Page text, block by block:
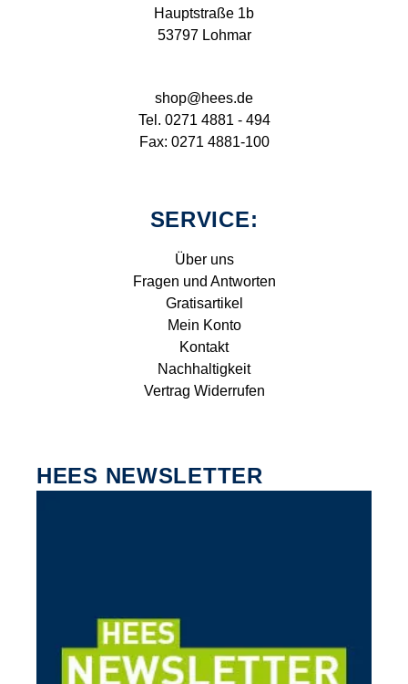
Hauptstraße 1b
53797 Lohmar
shop@hees.de
Tel. 0271 4881 - 494
Fax: 0271 4881-100
SERVICE:
Über uns
Fragen und Antworten
Gratisartikel
Mein Konto
Kontakt
Nachhaltigkeit
Vertrag Widerrufen
HEES NEWSLETTER